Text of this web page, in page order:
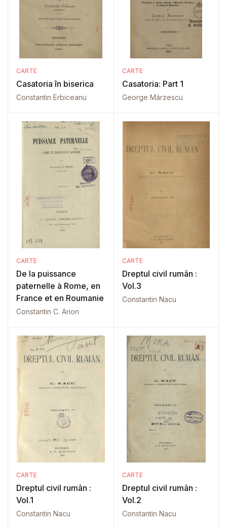
CARTE
Casatoria în biserica
Constantin Erbiceanu
CARTE
Casatoria: Part 1
George Mârzescu
CARTE
De la puissance
paternelle à Rome, en
France et en Roumanie
Constantin C. Arion
CARTE
Dreptul civil rumân :
Vol.3
Constantin Nacu
CARTE
Dreptul civil rumân :
Vol.1
Constantin Nacu
CARTE
Dreptul civil rumân :
Vol.2
Constantin Nacu